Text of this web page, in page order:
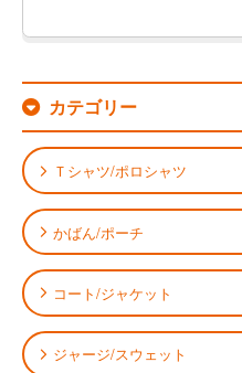
カテゴリー
Ｔシャツ/ポロシャツ
かばん/ポーチ
コート/ジャケット
ジャージ/スウェット